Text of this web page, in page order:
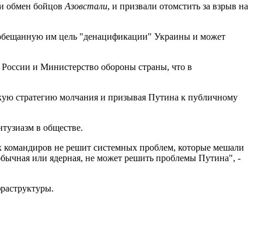
обмен бойцов Азовстали, и призвали отомстить за взрыв на
обещанную им цель "денацификации" Украины и может
и Министерство обороны страны, что в
стратегию молчания и призывая Путина к публичному
в обществе.
командиров не решит системных проблем, которые мешали
или ядерная, не может решить проблемы Путина", -